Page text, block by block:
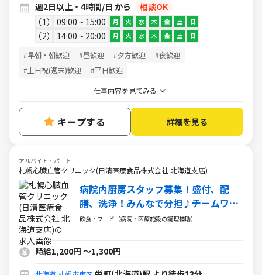
週2日以上・4時間/日 から
相談OK
1
09:00 ~ 15:00 月 火 水 木 金 土 日
2 14:00 ~ 20:00 月 火 水 木 金 土 日
#早朝・朝歓迎 #昼歓迎 #夕方歓迎
#夜歓迎
#土日祝(週末)歓迎
#平日歓迎
仕事内容を見てみる
キープする 詳細を見る
アルバイト・パート
札幌心臓血管クリニック(日清医療食品株式会社 北海道支店)
病院内厨房スタッフ募集！盛付、配
膳、洗浄！みんなで分担♪チームワー
クで進めるのが好きな方◎
飲食・フード（病院・医療施設の調理補助）
時給1,200円 ～1,300円